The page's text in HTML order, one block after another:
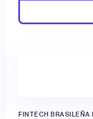
FINTECH BRASILEÑA